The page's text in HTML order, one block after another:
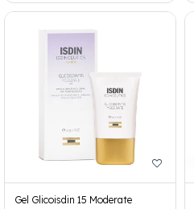
Gel Glicoisdin 15 Moderate